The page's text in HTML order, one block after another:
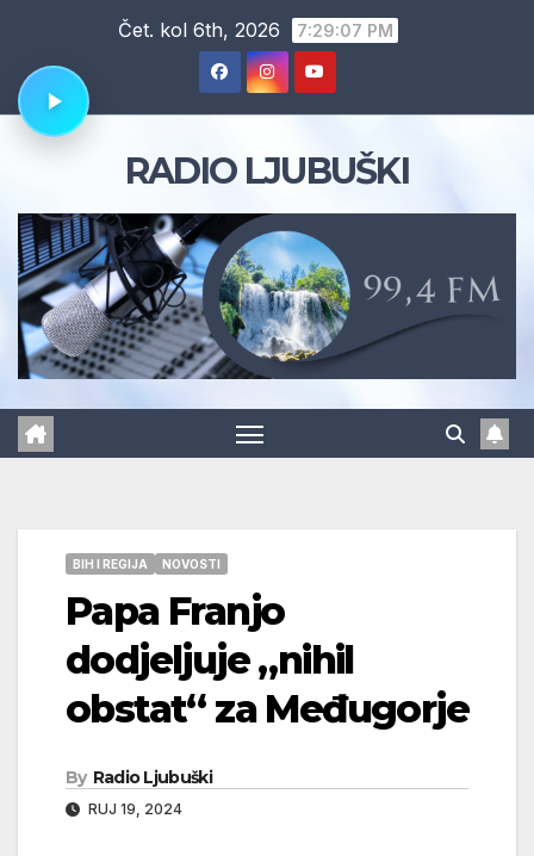
content
Čet. kol 6th, 2026 7:29:08 PM
RADIO LJUBUŠKI
BIH I REGIJA NOVOSTI
Papa Franjo
dodjeljuje „nihil
obstat“ za Međugorje
By Radio Ljubuški
RUJ 19, 2024